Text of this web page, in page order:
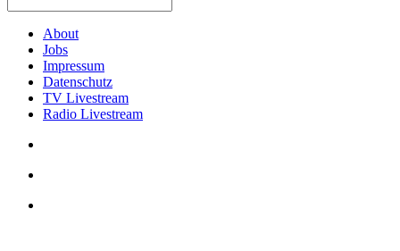
About
Jobs
Impressum
Datenschutz
TV Livestream
Radio Livestream